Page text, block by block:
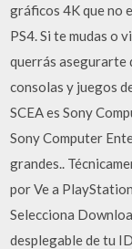
gráficos 4K que no
PS4. Si te mudas o
querrás asegurarte
consolas y juegos
SCEA es Sony
Sony Computer
grandes..
por Ve a
Selecciona
desplegable de tu